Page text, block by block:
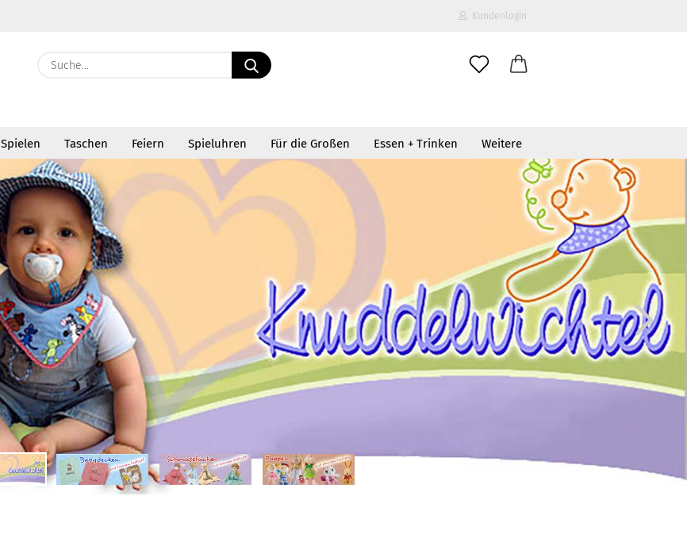
Kundenlogin
Passwort
Passwort vergessen?
Suche...
Spielen Taschen Feiern Spieluhren Für die Großen Essen + Trinken Weitere